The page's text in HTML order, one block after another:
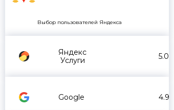
Выбор пользователей Яндекса
Яндекс
Услуги
5.0
Google 4.9